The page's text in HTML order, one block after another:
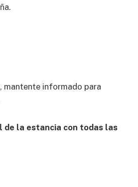
mantente informado para
de la estancia con todas las